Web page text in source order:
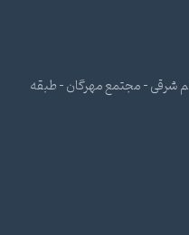
شرقی - مجتمع مهرگان - طبقه